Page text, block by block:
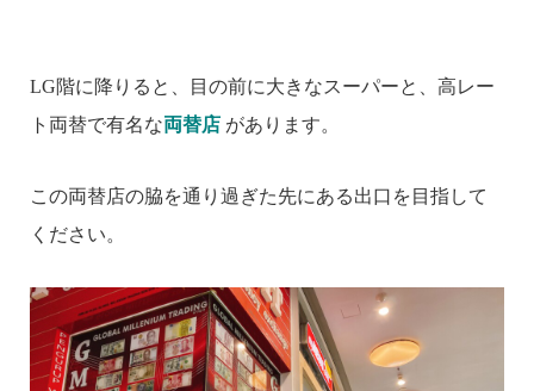
LG階に降りると、目の前に大きなスーパーと、高レー
ト両替で有名な両替店があります。
この両替店の脇を通り過ぎた先にある出口を目指して
ください。